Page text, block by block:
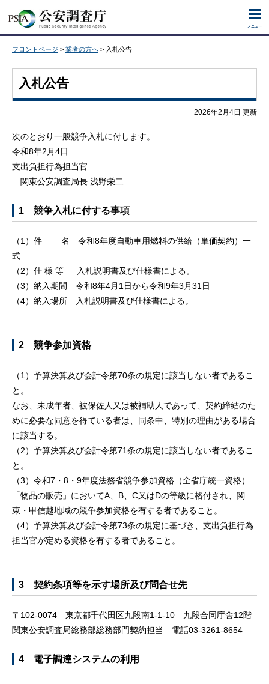
メニュー
フロントページ > 業者の方へ > 入札公告
入札公告
2026年2月4日 更新
次のとおり一般競争入札に付します。
令和8年2月4日
支出負担行為担当官
関東公安調査局長 浅野栄二
1 競争入札に付する事項
（1）件 名 令和8年度自動車用燃料の供給（単価契約）一
式
（2）仕 様 等 入札説明書及び仕様書による。
（3）納入期間 令和8年4月1日から令和9年3月31日
（4）納入場所 入札説明書及び仕様書による。
2 競争参加資格
（1）予算決算及び会計令第70条の規定に該当しない者であるこ
と。
なお、未成年者、被保佐人又は被補助人であって、契約締結のた
めに必要な同意を得ている者は、同条中、特別の理由がある場合
に該当する。
（2）予算決算及び会計令第71条の規定に該当しない者であるこ
と。
（3）令和7・8・9年度法務省競争参加資格（全省庁統一資格）
「物品の販売」においてA、B、C又はDの等級に格付され、関
東・甲信越地域の競争参加資格を有する者であること。
（4）予算決算及び会計令第73条の規定に基づき、支出負担行為
担当官が定める資格を有する者であること。
3 契約条項等を示す場所及び問合せ先
〒102-0074 東京都千代田区九段南1-1-10 九段合同庁舎12階
関東公安調査局総務部総務部門契約担当 電話03-3261-8654
4 電子調達システムの利用